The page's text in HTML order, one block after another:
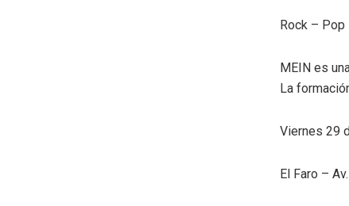
Rock –
MEIN es
La
Viernes 29
El Faro –